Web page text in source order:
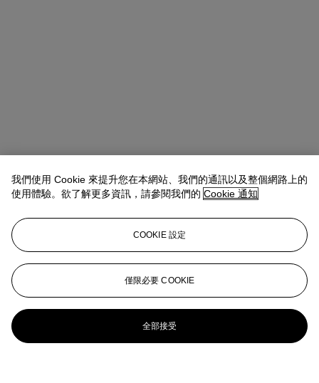
我們使用 Cookie 來提升您在本網站、我們的通訊以及整個網路上的
使用體驗。欲了解更多資訊，請參閱我們的 Cookie 通知
COOKIE 設定
僅限必要 COOKIE
全部接受